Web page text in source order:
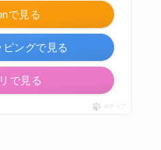
で見る
ングで見る
で見る
ポチップ